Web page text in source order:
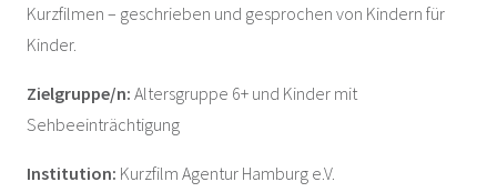
Kurzfilmen – geschrieben und gesprochen von Kindern für
Kinder.
Zielgruppe/n: Altersgruppe 6+ und Kinder mit
Sehbeeinträchtigung
Institution: Kurzfilm Agentur Hamburg e.V.